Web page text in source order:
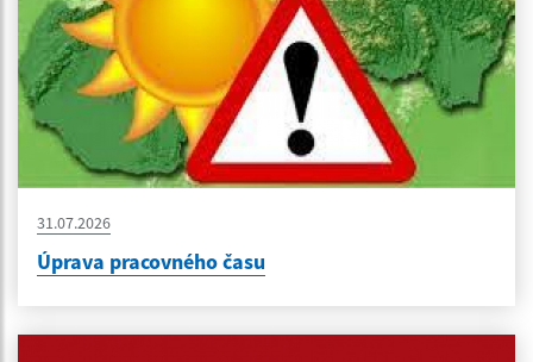
31.07.2026
Úprava pracovného času